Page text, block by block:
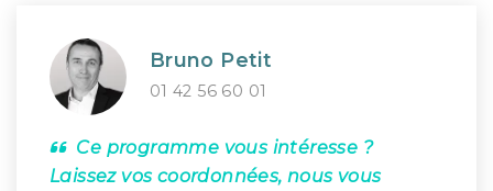
Bruno Petit
01 42 56 60 01
Ce programme vous intéresse ?
Laissez vos coordonnées, nous vous